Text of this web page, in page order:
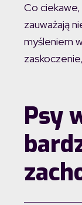
Co
zauważają
myśleniem
Psy